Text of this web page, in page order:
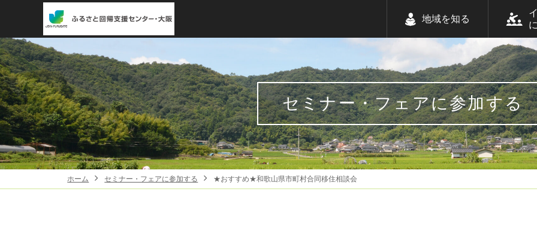
地域を知る
セミナー・フェアに参加する
ホーム セミナー・フェアに参加する ★おすすめ★和歌山県市町村合同移住相談会